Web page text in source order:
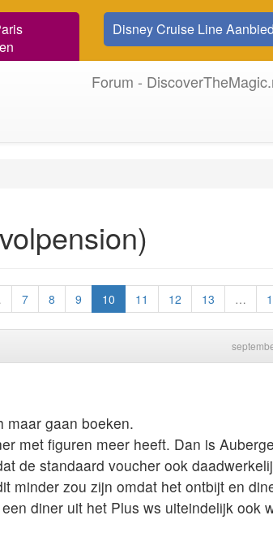
Disney Cruise Line
Forum -
7 8 9 10 11 12 13 …
maar gaan boeken.
met figuren meer heeft. Dan is Auberge
de standaard voucher ook
minder zou zijn omdat het ontbijt en
diner uit het Plus ws uiteindelijk ook